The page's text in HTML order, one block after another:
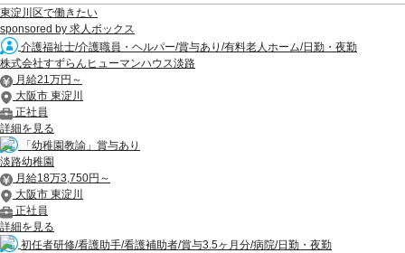
東淀川区で働きたい
sponsored by 求人ボックス
介護福祉士/介護職員・ヘルパー/賞与あり/有料老人ホーム/日勤・夜勤
株式会社すずらんヒューマンハウス淡路
月給21万円～
大阪市 東淀川
正社員
詳細を見る
「幼稚園教諭」賞与あり
淡路幼稚園
月給18万3,750円～
大阪市 東淀川
正社員
詳細を見る
初任者研修/看護助手/看護補助者/賞与3.5ヶ月分/病院/日勤・夜勤